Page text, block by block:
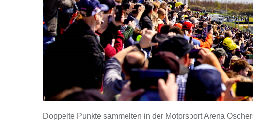
Doppelte Punkte sammelten in der Motorsport Arena